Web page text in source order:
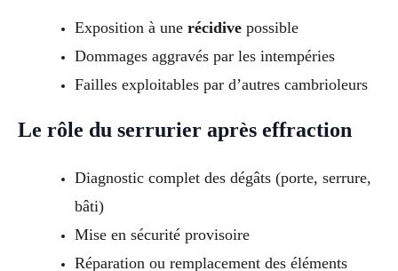
Exposition à une récidivepossible
Dommages aggravés par les intempéries
Failles exploitables par d’autres cambrioleurs
Le rôle du serrurier après effraction
Diagnostic complet des dégâts (porte, serrure,
bâti)
Mise en sécurité provisoire
Réparation ou remplacement des éléments